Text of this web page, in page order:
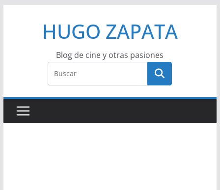
HUGO ZAPATA
Blog de cine y otras pasiones